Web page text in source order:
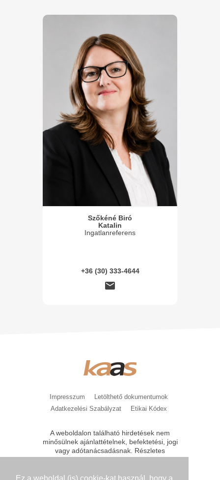
Szőkéné Biró
Katalin
Ingatlanreferens
+36 (30) 333-4644
Impresszum
Letölthető dokumentumok
Adatkezelési Szabályzat
Etikai Kódex
A weboldalon található hirdetések nem
minősülnek ajánlattételnek, befektetési, jogi
vagy adótanácsadásnak. Részletes
tájékoztatást, feltételeket csak közvetlen
rendelkezésére. A kondíciók módosításának